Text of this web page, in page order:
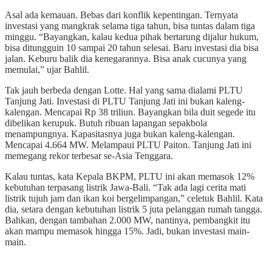
Asal ada kemauan. Bebas dari konflik kepentingan. Ternyata
investasi yang mangkrak selama tiga tahun, bisa tuntas dalam tiga
minggu. “Bayangkan, kalau kedua pihak bertarung dijalur hukum,
bisa ditungguin 10 sampai 20 tahun selesai. Baru investasi dia bisa
jalan. Keburu balik dia kenegarannya. Bisa anak cucunya yang
memulai,” ujar Bahlil.
Tak jauh berbeda dengan Lotte. Hal yang sama dialami PLTU
Tanjung Jati. Investasi di PLTU Tanjung Jati ini bukan kaleng-
kalengan. Mencapai Rp 38 triliun. Bayangkan bila duit segede itu
dibelikan kerupuk. Butuh ribuan lapangan sepakbola
menampungnya. Kapasitasnya juga bukan kaleng-kalengan.
Mencapai 4.664 MW. Melampaui PLTU Paiton. Tanjung Jati ini
memegang rekor terbesar se-Asia Tenggara.
Kalau tuntas, kata Kepala BKPM, PLTU ini akan memasok 12%
kebutuhan terpasang listrik Jawa-Bali. “Tak ada lagi cerita mati
listrik tujuh jam dan ikan koi bergelimpangan,” celetuk Bahlil. Kata
dia, setara dengan kebutuhan listrik 5 juta pelanggan rumah tangga.
Bahkan, dengan tambahan 2.000 MW, nantinya, pembangkit itu
akan mampu memasok hingga 15%. Jadi, bukan investasi main-
main.